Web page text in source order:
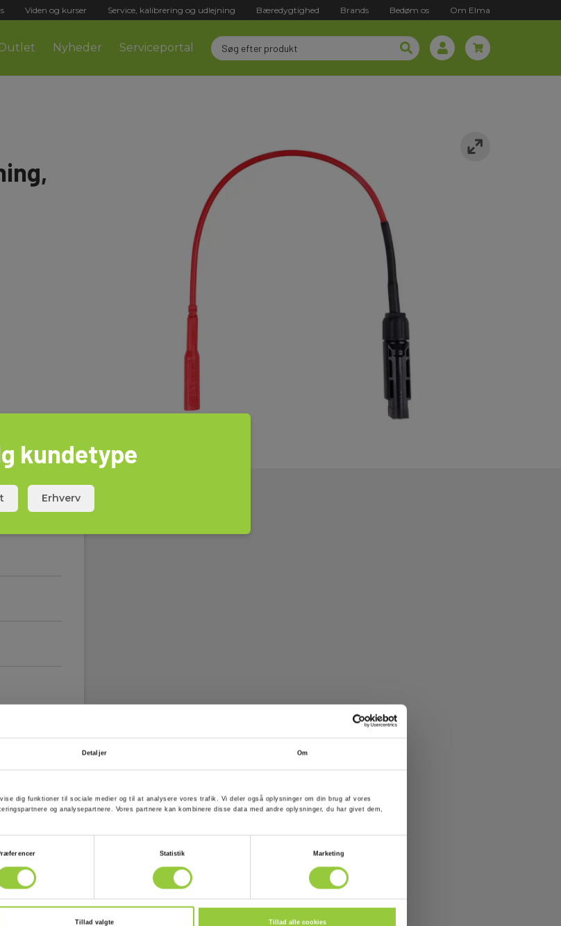
Detaljer Om
dig funktioner til sociale medier og til at analysere vores trafik. Vi deler også oplysninger om din brug af vores
og analysepartnere. Vores partnere kan kombinere disse data med andre oplysninger, du har givet dem,
Statistik Marketing
Tillad valgte Tillad alle cookies
Viden og kurser Service, kalibrering og udlejning Bæredygtighed Brands Bedøm os Om Elma
Nyheder Serviceportal
kundetype
Erhverv